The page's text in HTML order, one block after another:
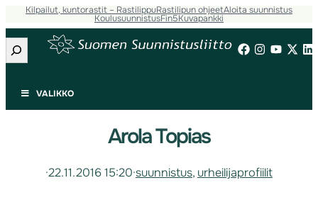
Kilpailut, kuntorastit – RastilippuRastilipun ohjeetAloita suunnistus
KoulusuunnistusFin5Kuvapankki
Etsi
VALIKKO
Arola Topias
·22.11.2016 15:20·suunnistus, urheilijaprofiilit